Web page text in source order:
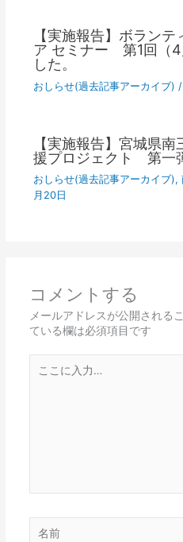
【実施報告】ボラン
ア セミナー 第1回（4
した。
おしらせ(過去記事アーカイブ) /
【実施報告】宮城県
援プロジェクト 第
おしらせ(過去記事アーカイブ),
月20日
コメントする
メールアドレスが公開される
ている欄は必須項目です
前